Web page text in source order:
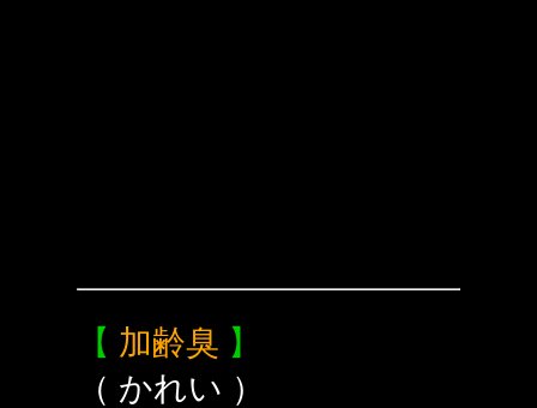
【 加齢臭 】
（ かれい ）